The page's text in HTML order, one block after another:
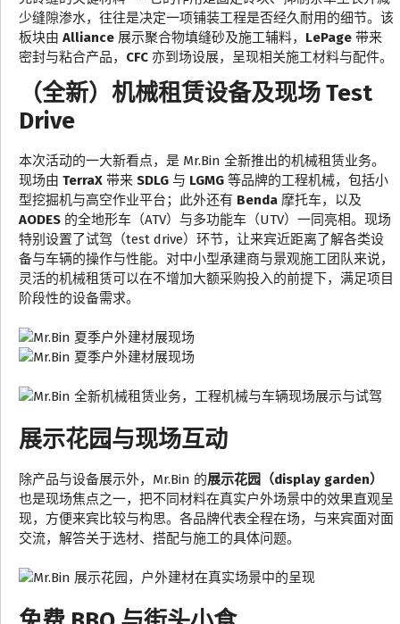
少缝隙渗水，往往是决定一项铺装工程是否经久耐用的细节。该
板块由 Alliance 展示聚合物填缝砂及施工辅料， LePage 带来
密封与粘合产品， CFC 亦到场设展，呈现相关施工材料与配件。
（全新）机械租赁设备及现场 Test
Drive
本次活动的一大新看点，是 Mr.Bin 全新推出的机械租赁业务。
现场由 TerraX 带来 SDLG 与 LGMG 等品牌的工程机械，包括小
型挖掘机与高空作业平台；此外还有 Benda 摩托车，以及
AODES 的全地形车（ATV）与多功能车（UTV）一同亮相。现场
特别设置了试驾（test drive）环节，让来宾近距离了解各类设
备与车辆的操作与性能。对中小型承建商与景观施工团队来说，
灵活的机械租赁可以在不增加大额采购投入的前提下，满足项目
阶段性的设备需求。
展示花园与现场互动
除产品与设备展示外，Mr.Bin 的展示花园（display garden）
也是现场焦点之一，把不同材料在真实户外场景中的效果直观呈
现，方便来宾比较与构思。各品牌代表全程在场，与来宾面对面
交流，解答关于选材、搭配与施工的具体问题。